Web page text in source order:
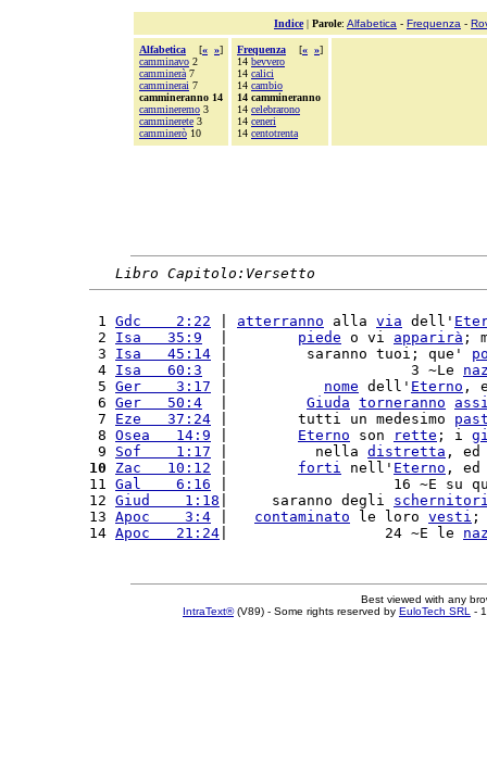
Indice| Parole: Alfabetica - Frequenza -
Alfabetica [« »]
camminavo 2
camminerà 7
camminerai 7
cammineranno 14
cammineremo 3
camminerete 3
camminerò 10
Frequenza [« »]
14 bevvero
14 calici
14 cambio
14 cammineranno
14 celebrarono
14 ceneri
14 centotrenta
Libro Capitolo:Versetto
1 Gdc    2:22 atterranno alla via dell'
2 Isa   35:9 piede o vi apparirà ;
3 Isa   45:14 |         saranno tuoi; que'
4 Isa   60:3
  |                     3 ~Le
5 Ger    3:17 nome dell' Eterno ,
6 Ger   50:4 Giuda torneranno
7 Eze   37:24 |        tutti un medesimo
8 Osea   14:9 Eterno son rette ; i
9 Sof    1:17 |          nella distretta ,
10
Zac   10:12 forti nell' Eterno ,
11 Gal    6:16 |                   16 ~E su
12 Giud    1:18 |     saranno degli
13 Apoc    3:4 contaminato le loro vesti ;
14 Apoc   21:24 |                  24 ~E le
Best viewed with any
IntraText®(V89) - Some rights reserved by EuloTech SRL -